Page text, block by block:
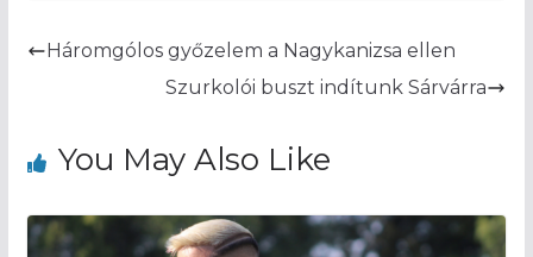
Háromgólos győzelem a Nagykanizsa ellen
Szurkolói buszt indítunk Sárvárra
You May Also Like